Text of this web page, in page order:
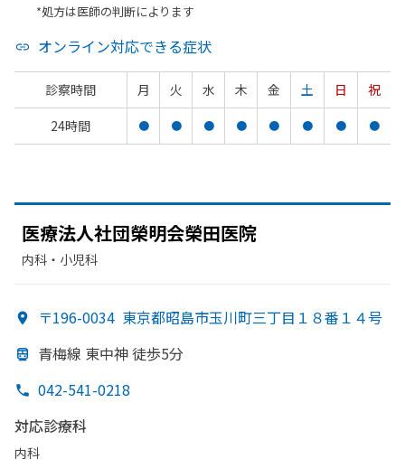
*処方は医師の判断によります
オンライン対応できる症状
診察時間 月 火 水 木 金 土 日
祝
24時間
● ● ● ● ● ● ● ●
医療法人社団榮明会榮田医院
内科・​小児科
〒196-0034 東京都昭島市玉川町三丁目１８番１４号
青梅線 東中神 徒歩5分
042-541-0218
対応診療科
内科